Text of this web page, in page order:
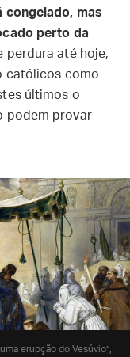
congelado, mas
perto da
perdura até hoje,
católicos como
últimos o
podem provar
erupção do Vesúvio”,